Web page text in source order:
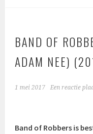
BAND OF
ADAM NEE)
1 mei 2017 Een reactie
Band of Robbers is